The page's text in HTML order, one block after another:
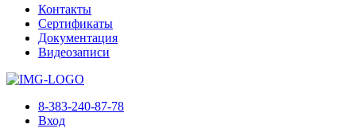
Контакты
Сертификаты
Документация
Видеозаписи
8-383-240-87-78
Вход